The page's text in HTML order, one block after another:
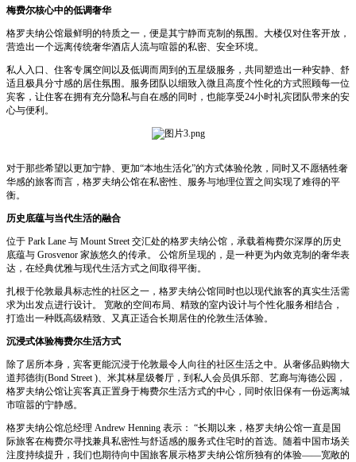
梅费尔核心中的低调奢华
格罗夫纳公馆最鲜明的特质之一，便是其宁静而克制的氛围。大楼仅对住客开放，
营造出一个远离传统奢华酒店人流与喧嚣的私密、安全环境。
私人入口、住客专属空间以及低调而周到的五星级服务，共同塑造出一种安静、舒
适且极具分寸感的居住氛围。服务团队以细致入微且高度个性化的方式照顾每一位
宾客，让住客在拥有充分隐私与自在感的同时，也能享受24小时礼宾团队带来的安
心与便利。
对于那些希望以更加宁静、更加“本地生活化”的方式体验伦敦，同时又不愿牺牲奢
华感的旅客而言，格罗夫纳公馆在私密性、服务与地理位置之间实现了难得的平
衡。
历史底蕴与当代生活的融合
位于 Park Lane 与 Mount Street 交汇处的格罗夫纳公馆，承载着梅费尔深厚的历史
底蕴与 Grosvenor 家族悠久的传承。 公馆所呈现的，是一种更为内敛克制的奢华表
达，在经典优雅与现代生活方式之间取得平衡。
扎根于伦敦最具标志性的社区之一，格罗夫纳公馆同时也以现代旅客的真实生活需
求为出发点进行设计。 宽敞的空间布局、精致的室内设计与个性化服务相结合，
打造出一种既高级精致、又真正适合长期居住的伦敦生活体验。
沉浸式体验梅费尔生活方式
除了居所本身，宾客更能沉浸于伦敦最令人向往的社区生活之中。从奢侈品购物大
道邦德街(Bond Street )、米其林星级餐厅，到私人会员俱乐部、艺廊与海德公园，
格罗夫纳公馆让宾客真正置身于梅费尔生活方式的中心，同时依旧保有一份远离城
市喧嚣的宁静感。
格罗夫纳公馆总经理 Andrew Henning 表示： “长期以来，格罗夫纳公馆一直是国
际旅客在梅费尔寻找兼具私密性与舒适感的服务式住宅时的首选。随着中国市场关
注度持续提升，我们也期待向中国旅客展示格罗夫纳公馆所独有的体验——宽敞的